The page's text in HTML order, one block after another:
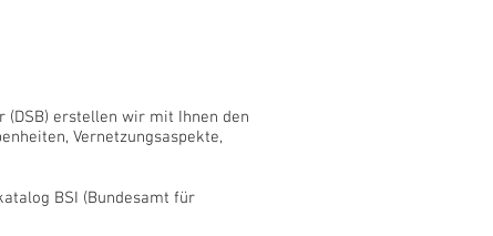
erstellen wir mit Ihnen den
Vernetzungsaspekte,
BSI (Bundesamt für